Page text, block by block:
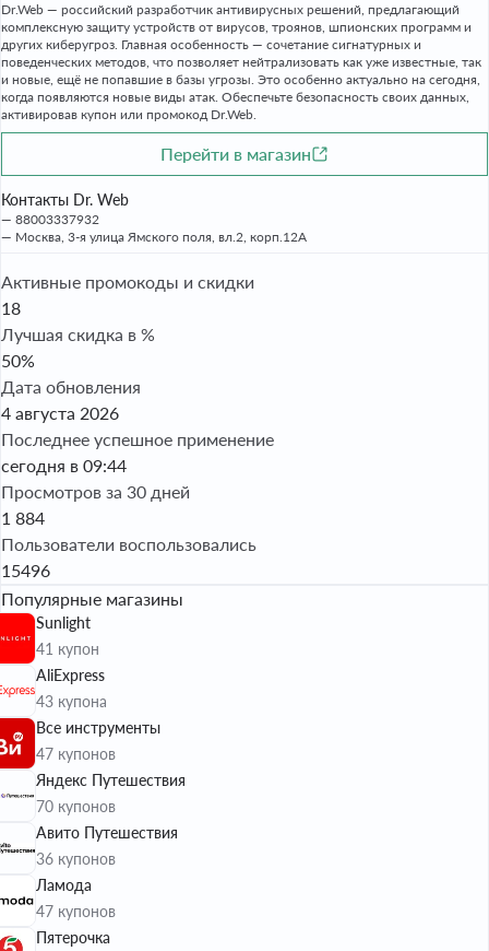
Dr.Web — российский разработчик антивирусных решений, предлагающий
комплексную защиту устройств от вирусов, троянов, шпионских программ и
других киберугроз. Главная особенность — сочетание сигнатурных и
поведенческих методов, что позволяет нейтрализовать как уже известные, так
и новые, ещё не попавшие в базы угрозы. Это особенно актуально на сегодня,
когда появляются новые виды атак. Обеспечьте безопасность своих данных,
активировав купон или промокод Dr.Web.
Перейти в магазин
Контакты Dr. Web
88003337932
Москва, 3-я улица Ямского поля, вл.2, корп.12А
Активные промокоды и скидки
18
Лучшая скидка в %
50%
Дата обновления
4 августа 2026
Последнее успешное применение
сегодня в 09:44
Просмотров за 30 дней
1 884
Пользователи воспользовались
15496
Популярные магазины
Sunlight
41 купон
AliExpress
43 купона
Все инструменты
47 купонов
Яндекс Путешествия
70 купонов
Авито Путешествия
36 купонов
Ламода
47 купонов
Пятерочка